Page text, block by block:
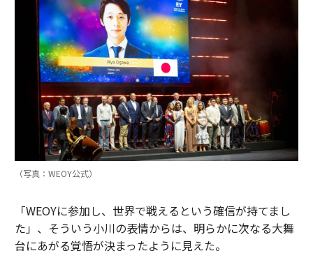
（写真：WEOY公式）
「WEOYに参加し、世界で戦えるという確信が持てまし
た」、そういう小川の表情からは、明らかに次なる大舞
台にあがる覚悟が決まったように見えた。